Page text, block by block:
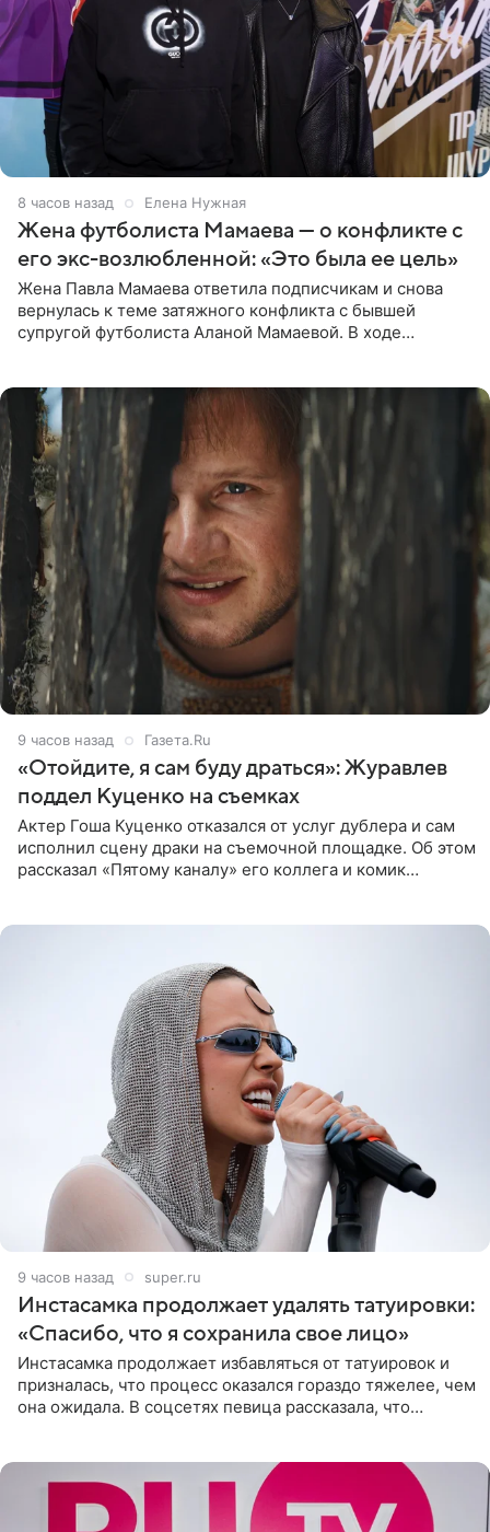
8 часов назад Елена Нужная
Жена футболиста Мамаева — о конфликте с
его экс-возлюбленной: «Это была ее цель»
Жена Павла Мамаева ответила подписчикам и снова
вернулась к теме затяжного конфликта с бывшей
супругой футболиста Аланой Мамаевой. В ходе
9 часов назад Газета.Ru
«Отойдите, я сам буду драться»: Журавлев
поддел Куценко на съемках
Актер Гоша Куценко отказался от услуг дублера и сам
исполнил сцену драки на съемочной площадке. Об этом
рассказал «Пятому каналу» его коллега и комик
9 часов назад super.ru
Инстасамка продолжает удалять татуировки:
«Спасибо, что я сохранила свое лицо»
Инстасамка продолжает избавляться от татуировок и
призналась, что процесс оказался гораздо тяжелее, чем
она ожидала. В соцсетях певица рассказала, что